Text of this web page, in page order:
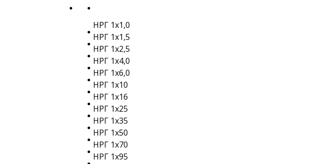
НРГ 1х1,0
НРГ 1х1,5
НРГ 1х2,5
НРГ 1х4,0
НРГ 1х6,0
НРГ 1х10
НРГ 1х16
НРГ 1х25
НРГ 1х35
НРГ 1х50
НРГ 1х70
НРГ 1х95